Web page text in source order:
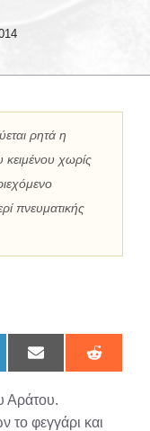
ρητά η
χωρίς
πνευματικής
Share
on
Share
on
Αράτου.
το φεγγάρι και